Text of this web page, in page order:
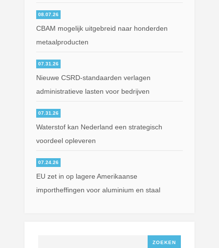
08.07.26
CBAM mogelijk uitgebreid naar honderden
metaalproducten
07.31.26
Nieuwe CSRD-standaarden verlagen
administratieve lasten voor bedrijven
07.31.26
Waterstof kan Nederland een strategisch
voordeel opleveren
07.24.26
EU zet in op lagere Amerikaanse
importheffingen voor aluminium en staal